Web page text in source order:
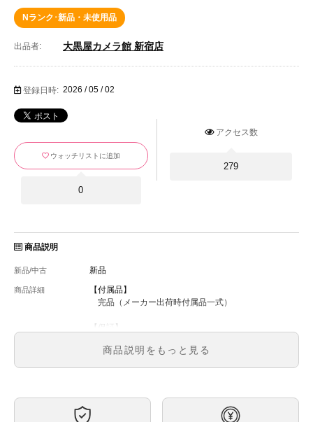
Nランク･新品・未使用品
出品者: 大黒屋カメラ館 新宿店
登録日時: 2026 / 05 / 02
アクセス数
279
ウォッチリストに追加
0
商品説明
新品/中古 新品
商品詳細
【付属品】
完品（メーカー出荷時付属品一式）
【保証】
※保証内容はメーカー保証規定に基づく対応となりま
す。
送料無料
商品説明をもっと見る